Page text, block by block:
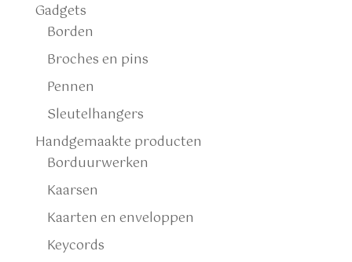
Gadgets
Borden
Broches en pins
Pennen
Sleutelhangers
Handgemaakte producten
Borduurwerken
Kaarsen
Kaarten en enveloppen
Keycords